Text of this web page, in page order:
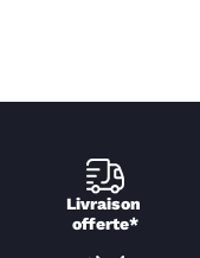
Livraison
offerte*